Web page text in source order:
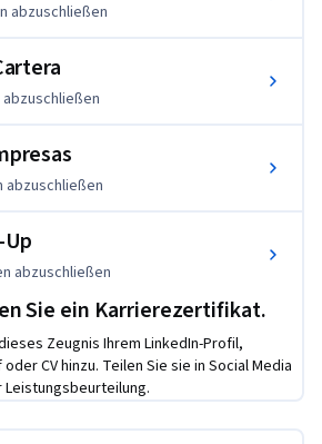
abzuschließen
abzuschließen
abzuschließen
abzuschließen
Sie ein Karrierezertifikat.
Zeugnis Ihrem LinkedIn-Profil,
CV hinzu. Teilen Sie sie in Social Media
Leistungsbeurteilung.